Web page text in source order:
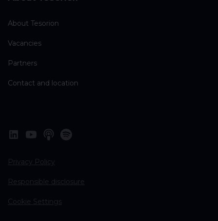
About Tesorion
Vacancies
Partners
Contact and location
Privacy Policy
Responsible disclosure
Cookie Settings